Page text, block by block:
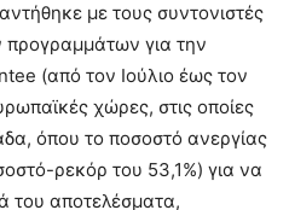
με τους συντονιστές
προγραμμάτων για την
(από τον Ιούλιο έως τον
χώρες, στις οποίες
όπου το ποσοστό ανεργίας
ρεκόρ του 53,1%) για να
του αποτελέσματα,